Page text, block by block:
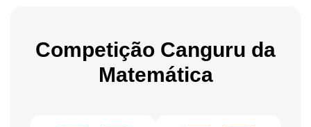
Competição Canguru da
Matemática